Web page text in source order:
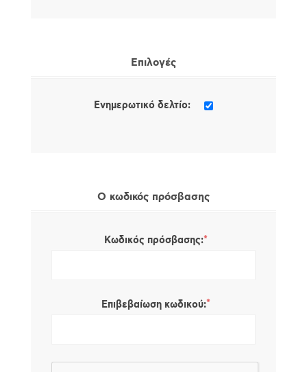
Επιλογές
Ενημερωτικό δελτίο:
Ο κωδικός πρόσβασης
Κωδικός πρόσβασης:*
Επιβεβαίωση κωδικού:*